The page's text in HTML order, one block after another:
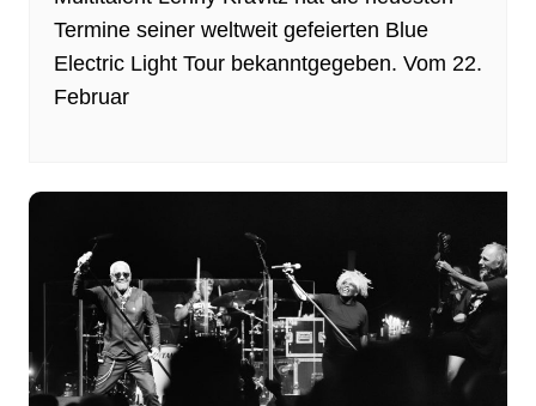
Termine seiner weltweit gefeierten Blue
Electric Light Tour bekanntgegeben. Vom 22.
Februar